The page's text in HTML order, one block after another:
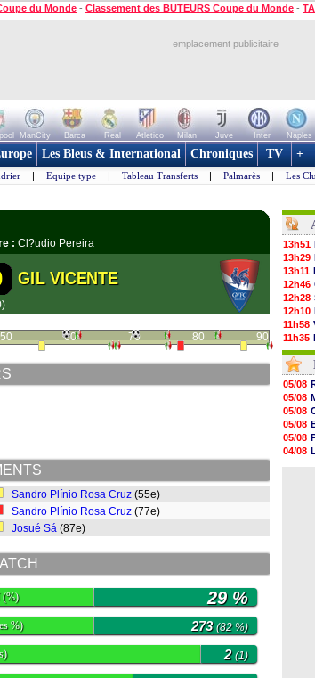
du Monde - Classement des BUTEURS Coupe du Monde -
emplacement publicitaire
ManCity Barca Real Atletico Milan Juve Inter Naples
Les Bleus & International Chroniques TV +
| Equipe type | Tableau Transferts | Palmarès | Les
: Cl?udio Pereira
GIL VICENTE
50 60 70 80 90
Sandro Plínio Rosa Cruz (55e)
Sandro Plínio Rosa Cruz (77e)
Josué Sá (87e)
(%) 29 %
%) 273(82 %)
2(1)
13h51
13h29
13h11
12h46
12h28
12h10
11h58
11h35
11h19
11h07
10h53
10h36
10h13
09h51
09h32
09h11
08h57
05/08
05/08
05/08
05/08
05/08
04/08